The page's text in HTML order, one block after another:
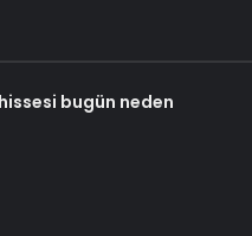
bugün neden